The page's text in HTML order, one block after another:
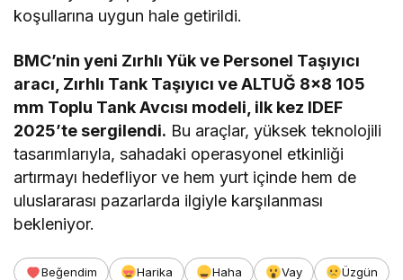
koşullarına uygun hale getirildi.
BMC’nin yeni Zırhlı Yük ve Personel Taşıyıcı
aracı, Zırhlı Tank Taşıyıcı ve ALTUĞ 8×8 105
mm Toplu Tank Avcısı modeli, ilk kez IDEF
2025’te sergilendi. Bu araçlar, yüksek teknolojili
tasarımlarıyla, sahadaki operasyonel etkinliği
artırmayı hedefliyor ve hem yurt içinde hem de
uluslararası pazarlarda ilgiyle karşılanması
bekleniyor.
Beğendim Harika Haha Vay
Üzgün